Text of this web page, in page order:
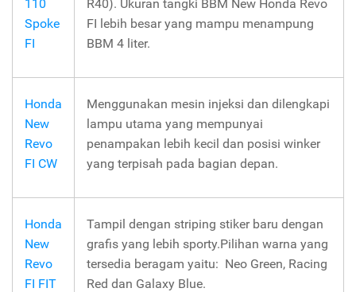
110
Spoke
FI
R40). Ukuran tangki BBM New Honda Revo
FI lebih besar yang mampu menampung
BBM 4 liter.
Honda
New
Revo
FI CW
Menggunakan mesin injeksi dan dilengkapi
lampu utama yang mempunyai
penampakan lebih kecil dan posisi winker
yang terpisah pada bagian depan.
Honda
New
Revo
FI FIT
Tampil dengan striping stiker baru dengan
grafis yang lebih sporty.Pilihan warna yang
tersedia beragam yaitu: Neo Green, Racing
Red dan Galaxy Blue.